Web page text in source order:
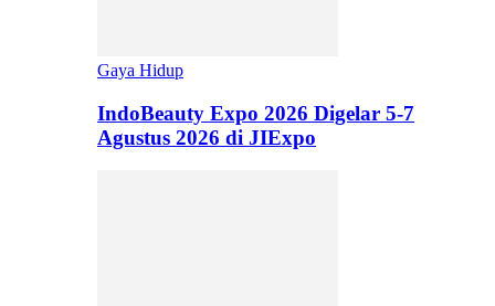
Gaya Hidup
IndoBeauty Expo 2026 Digelar 5-7
Agustus 2026 di JIExpo